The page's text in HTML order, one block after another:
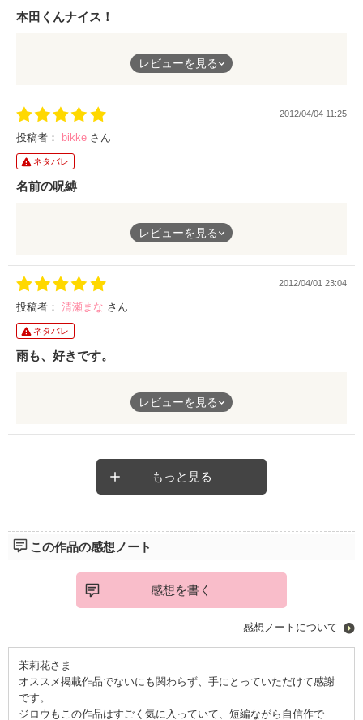
本田くんナイス！
恋のお相手�本田くんが、ほどよい不器用さで、それが野球部の
ストン、と胸に落ちてくるのです。
ちゃうっていうのは……、うーん、惜しい！(笑)
なたが長女ならば、なおオススメですよ～。
レビューを見る
2012/04/04 11:25
投稿者： bikke さん
ネタバレ
名前の呪縛
なんて
時代錯誤の呪縛みたいな
そんな話を信じてる美雨
雨のあと緑が冴えるのも
恵みの雨のなせる業だってこと
彼の一言に時めいて
呪縛から解き放たれる
ほっこりまったりした語り口が
夢の世界へいざなってくれますよ
レビューを見る
2012/04/01 23:04
投稿者： 清瀬まな さん
ネタバレ
雨も、好きです。
美雨ちゃんはしっかり可愛くて、しっかり女の子でした(*^^*)
レビューを見る
もっと見る
この作品の感想ノート
感想を書く
感想ノートについて
茉莉花さま
オススメ掲載作品でないにも関わらず、手にとっていただけて感謝
です。
ジロウもこの作品はすごく気に入っていて、短編ながら自信作で